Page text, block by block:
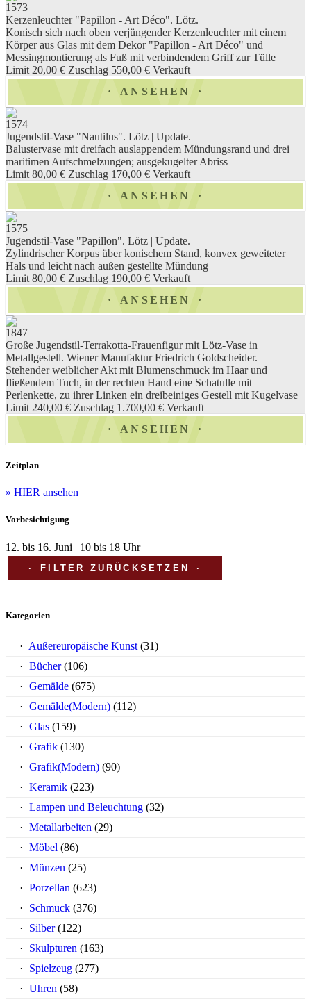
1573
Kerzenleuchter "Papillon - Art Déco". Lötz.
Konisch sich nach oben verjüngender Kerzenleuchter mit einem
Körper aus Glas mit dem Dekor "Papillon - Art Déco" und
Messingmontierung als Fuß mit verbindendem Griff zur Tülle
Limit 20,00 € Zuschlag 550,00 € Verkauft
ANSEHEN
1574
Jugendstil-Vase "Nautilus". Lötz | Update.
Balustervase mit dreifach auslappendem Mündungsrand und drei
maritimen Aufschmelzungen; ausgekugelter Abriss
Limit 80,00 € Zuschlag 170,00 € Verkauft
ANSEHEN
1575
Jugendstil-Vase "Papillon". Lötz | Update.
Zylindrischer Korpus über konischem Stand, konvex geweiteter
Hals und leicht nach außen gestellte Mündung
Limit 80,00 € Zuschlag 190,00 € Verkauft
ANSEHEN
1847
Große Jugendstil-Terrakotta-Frauenfigur mit Lötz-Vase in
Metallgestell. Wiener Manufaktur Friedrich Goldscheider.
Stehender weiblicher Akt mit Blumenschmuck im Haar und
fließendem Tuch, in der rechten Hand eine Schatulle mit
Perlenkette, zu ihrer Linken ein dreibeiniges Gestell mit Kugelvase
Limit 240,00 € Zuschlag 1.700,00 € Verkauft
ANSEHEN
Zeitplan
» HIER ansehen
Vorbesichtigung
12. bis 16. Juni | 10 bis 18 Uhr
FILTER ZURÜCKSETZEN
Kategorien
Außereuropäische Kunst (31)
Bücher (106)
Gemälde (675)
Gemälde(Modern) (112)
Glas (159)
Grafik (130)
Grafik(Modern) (90)
Keramik (223)
Lampen und Beleuchtung (32)
Metallarbeiten (29)
Möbel (86)
Münzen (25)
Porzellan (623)
Schmuck (376)
Silber (122)
Skulpturen (163)
Spielzeug (277)
Uhren (58)